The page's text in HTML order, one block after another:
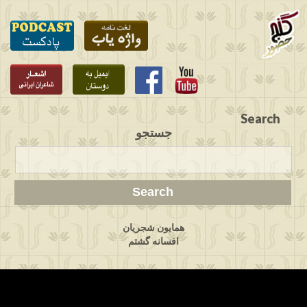
Search
جستجو
همایون شجریان
افسانه گشتم